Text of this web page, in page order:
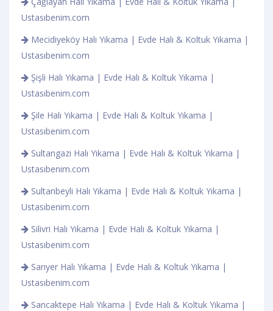
Ustasıbenim.com
Mecidiyeköy Halı Yıkama | Evde Halı & Koltuk Yıkama |
Ustasıbenim.com
Şişli Halı Yıkama | Evde Halı & Koltuk Yıkama |
Ustasıbenim.com
Şile Halı Yıkama | Evde Halı & Koltuk Yıkama |
Ustasıbenim.com
Sultangazi Halı Yıkama | Evde Halı & Koltuk Yıkama |
Ustasıbenim.com
Sultanbeyli Halı Yıkama | Evde Halı & Koltuk Yıkama |
Ustasıbenim.com
Silivri Halı Yıkama | Evde Halı & Koltuk Yıkama |
Ustasıbenim.com
Sarıyer Halı Yıkama | Evde Halı & Koltuk Yıkama |
Ustasıbenim.com
Sancaktepe Halı Yıkama | Evde Halı & Koltuk Yıkama |